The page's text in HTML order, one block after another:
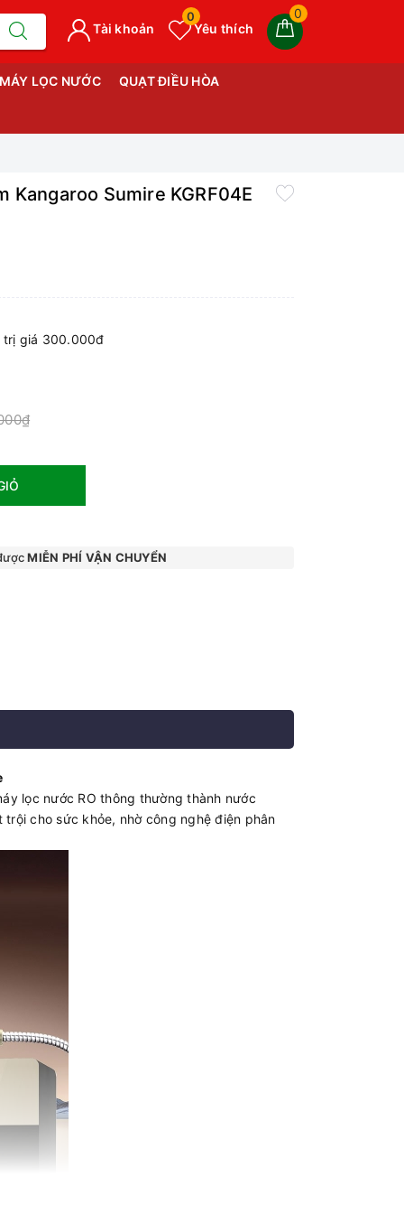
0
Yêu thích
0
Tài khoản
MÁY LỌC NƯỚC QUẠT ĐIỀU HÒA
Kangaroo Sumire KGRF04E
trị giá 300.000đ
MIỄN PHÍ VẬN CHUYỂN
lọc nước RO thông thường thành nước
cho sức khỏe, nhờ công nghệ điện phân